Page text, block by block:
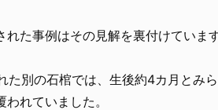
た事例はその見解を裏付けています
た別の石棺では、生後約4カ月とみ
れていました。